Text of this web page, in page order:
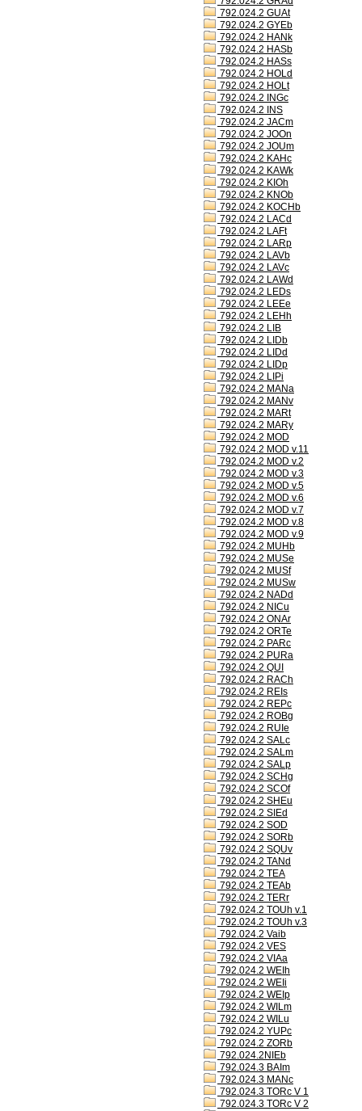
792.024.2 GUAt
792.024.2 GYEb
792.024.2 HANk
792.024.2 HASb
792.024.2 HASs
792.024.2 HOLd
792.024.2 HOLt
792.024.2 INGc
792.024.2 INS
792.024.2 JACm
792.024.2 JOOn
792.024.2 JOUm
792.024.2 KAHc
792.024.2 KAWk
792.024.2 KIOh
792.024.2 KNOb
792.024.2 KOCHb
792.024.2 LACd
792.024.2 LAFt
792.024.2 LARp
792.024.2 LAVb
792.024.2 LAVc
792.024.2 LAWd
792.024.2 LEDs
792.024.2 LEEe
792.024.2 LEHh
792.024.2 LIB
792.024.2 LIDb
792.024.2 LIDd
792.024.2 LIDp
792.024.2 LIPi
792.024.2 MANa
792.024.2 MANv
792.024.2 MARt
792.024.2 MARy
792.024.2 MOD
792.024.2 MOD v.11
792.024.2 MOD v.2
792.024.2 MOD v.3
792.024.2 MOD v.5
792.024.2 MOD v.6
792.024.2 MOD v.7
792.024.2 MOD v.8
792.024.2 MOD v.9
792.024.2 MUHb
792.024.2 MUSe
792.024.2 MUSf
792.024.2 MUSw
792.024.2 NADd
792.024.2 NICu
792.024.2 ONAr
792.024.2 ORTe
792.024.2 PARc
792.024.2 PURa
792.024.2 QUI
792.024.2 RACh
792.024.2 REIs
792.024.2 REPc
792.024.2 ROBg
792.024.2 RUIe
792.024.2 SALc
792.024.2 SALm
792.024.2 SALp
792.024.2 SCHg
792.024.2 SCOf
792.024.2 SHEu
792.024.2 SIEd
792.024.2 SOD
792.024.2 SORb
792.024.2 SQUv
792.024.2 TANd
792.024.2 TEA
792.024.2 TEAb
792.024.2 TERr
792.024.2 TOUh v.1
792.024.2 TOUh v.3
792.024.2 Vaib
792.024.2 VES
792.024.2 VIAa
792.024.2 WEIh
792.024.2 WEIi
792.024.2 WEIp
792.024.2 WILm
792.024.2 WILu
792.024.2 YUPc
792.024.2 ZORb
792.024.2NIEb
792.024.3 BAIm
792.024.3 MANc
792.024.3 TORc V 1
792.024.3 TORc V 2